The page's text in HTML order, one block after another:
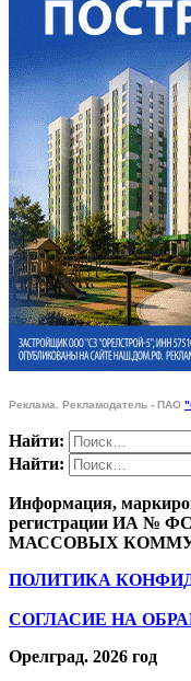
Реклама. Рекламодатель - ПАО
Найти:
Найти:
Информация,
регистрации ИА №
МАССОВЫХ
ПОЛИТИКА
СОГЛАСИЕ НА
Орелград. 2026 год